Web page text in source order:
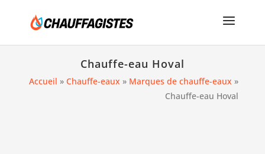
Chauffe-eau Hoval
Accueil »Chauffe-eaux » Marques de chauffe-eaux »
Chauffe-eau Hoval